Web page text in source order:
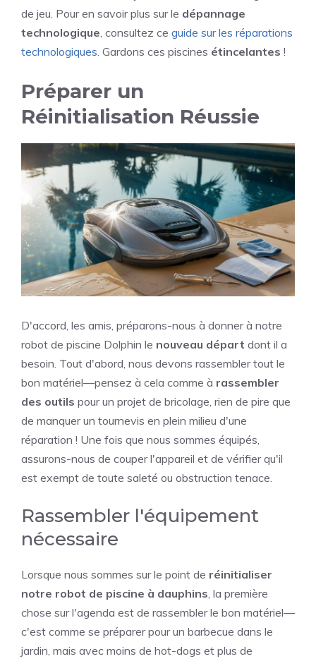
de jeu. Pour en savoir plus sur le dépannage
technologique , consultez ce guide sur les réparations
technologiques . Gardons ces piscines étincelantes !
Préparer un
Réinitialisation Réussie
D'accord, les amis, préparons-nous à donner à notre
robot de piscine Dolphin le nouveau départ dont il a
besoin. Tout d'abord, nous devons rassembler tout le
bon matériel—pensez à cela comme à rassembler
des outils pour un projet de bricolage, rien de pire que
de manquer un tournevis en plein milieu d'une
réparation ! Une fois que nous sommes équipés,
assurons-nous de couper l'appareil et de vérifier qu'il
est exempt de toute saleté ou obstruction tenace.
Rassembler l'équipement
nécessaire
Lorsque nous sommes sur le point de réinitialiser
notre robot de piscine à dauphins, la première
chose sur l'agenda est de rassembler le bon matériel—
c'est comme se préparer pour un barbecue dans le
jardin, mais avec moins de hot-dogs et plus de